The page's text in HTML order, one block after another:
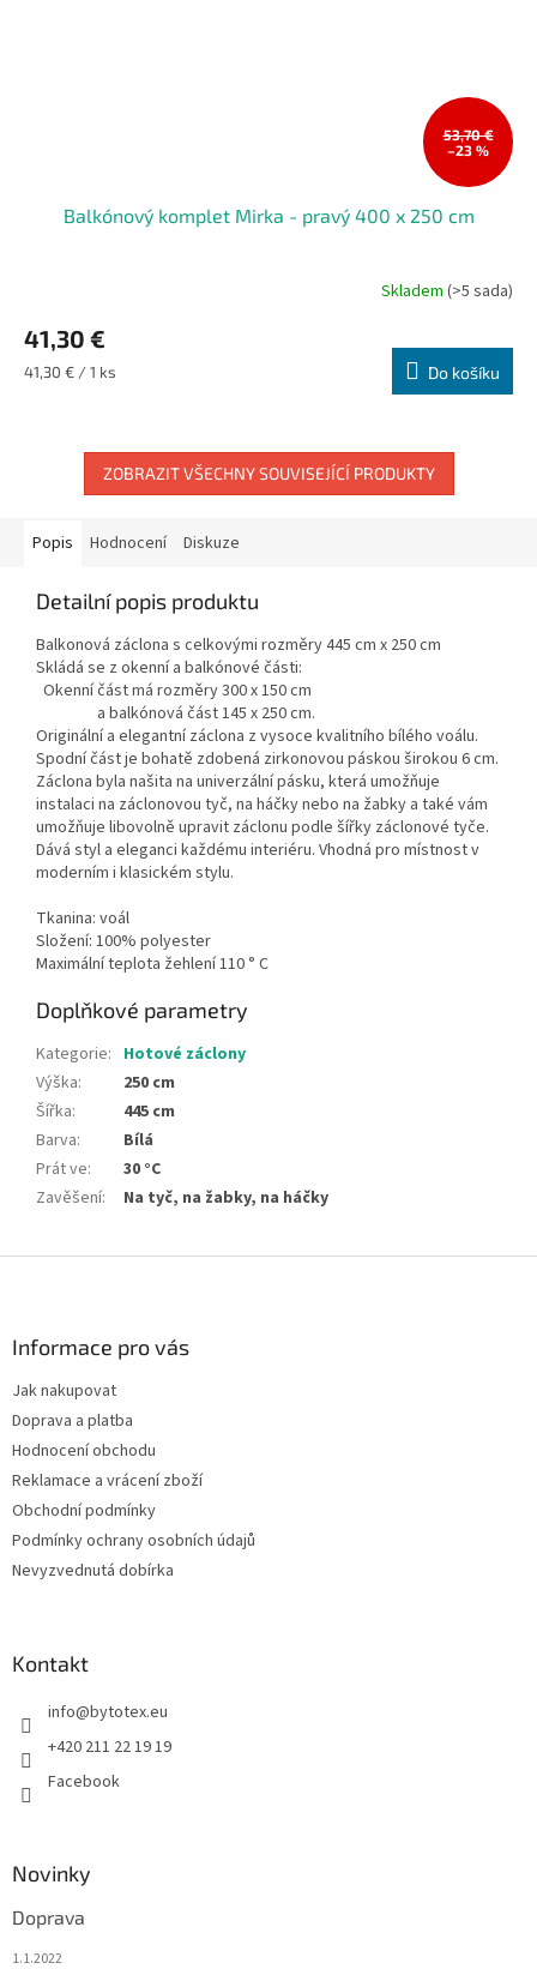
53,70 €
–23 %
Balkónový komplet Mirka - pravý 400 x 250 cm
Skladem (>5 sada)
41,30 €
Měrná
41,30 € / 1 ks Do košíku
ZOBRAZIT VŠECHNY SOUVISEJÍCÍ PRODUKTY
Popis Hodnocení Diskuze
Detailní popis produktu
Balkonová záclona s celkovými rozměry 445 cm x 250 cm
Skládá se z okenní a balkónové části:
Okenní část má rozměry 300 x 150 cm
a balkónová část 145 x 250 cm.
Originální a elegantní záclona z vysoce kvalitního bílého voálu.
Spodní část je bohatě zdobená zirkonovou páskou širokou 6 cm.
Záclona byla našita na univerzální pásku, která umožňuje
instalaci na záclonovou tyč, na háčky nebo na žabky a také vám
umožňuje libovolně upravit záclonu podle šířky záclonové tyče.
Dává styl a eleganci každému interiéru. Vhodná pro místnost v
moderním i klasickém stylu.
Tkanina: voál
Složení: 100% polyester
Maximální teplota žehlení 110 ° C
Doplňkové parametry
Kategorie: Hotové záclony
Výška:
250 cm
Šířka:
445 cm
Barva:
Bílá
Prát ve:
30 °C
Zavěšení: Na tyč, na žabky, na háčky
Informace pro vás
Jak nakupovat
Doprava a platba
Hodnocení obchodu
Reklamace a vrácení zboží
Obchodní podmínky
Podmínky ochrany osobních údajů
Nevyzvednutá dobírka
Kontakt
info@bytotex.eu
+420 211 22 19 19
Facebook
Novinky
Doprava
1.1.2022